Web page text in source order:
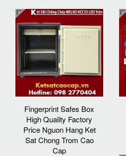
Fingerprint Safes Box
High Quality Factory
Price Nguon Hang Ket
Sat Chong Trom Cao
Cap